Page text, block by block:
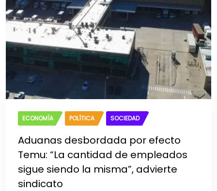
ECONOMÍA POLÍTICA SOCIEDAD
Aduanas desbordada por efecto
Temu: “La cantidad de empleados
sigue siendo la misma”, advierte
sindicato